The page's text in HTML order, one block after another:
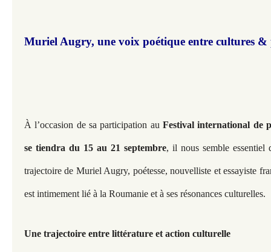
Muriel Augry, une voix poétique entre cultures &
À l’occasion de sa participation au Festival international de
se tiendra du 15 au 21 septembre, il nous semble essentiel
trajectoire de Muriel Augry, poétesse, nouvelliste et essayiste
est intimement lié à la Roumanie et à ses résonances culturelles.
Une trajectoire entre littérature et action culturelle